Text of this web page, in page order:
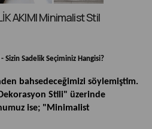
AKIMI Minimalist Stil
- Sizin Sadelik Seçiminiz Hangisi?
bahsedeceğimizi söylemiştim.
Stili" üzerinde
ise; "Minimalist